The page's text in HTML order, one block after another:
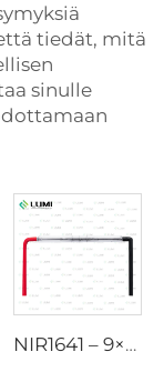
tiedät, mitä
sinulle
NIR1641 – 9×45×110 mm